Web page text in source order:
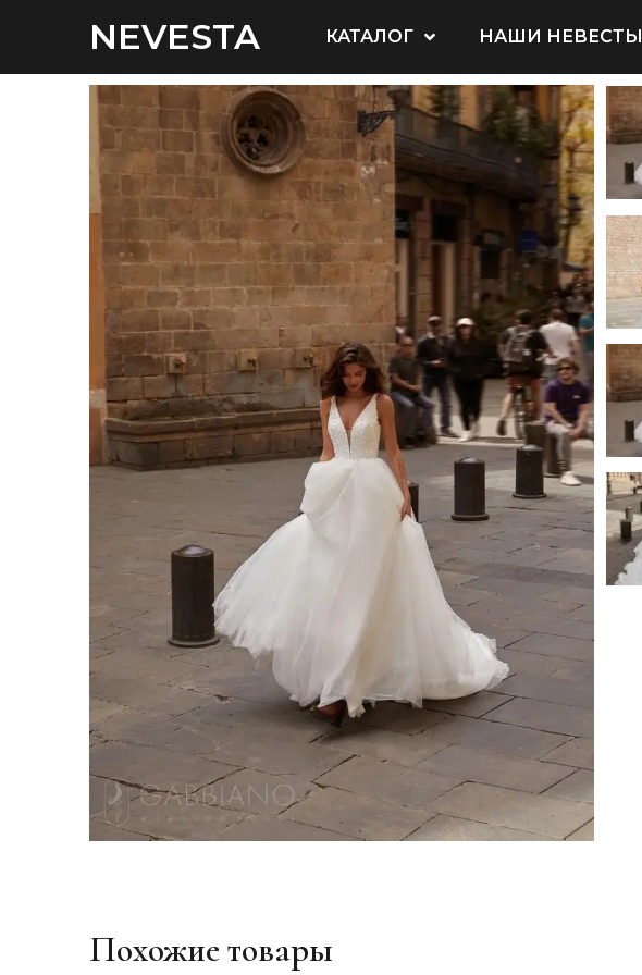
NEVESTA КАТАЛОГ НАШИ НЕВЕСТЫ
Похожие товары